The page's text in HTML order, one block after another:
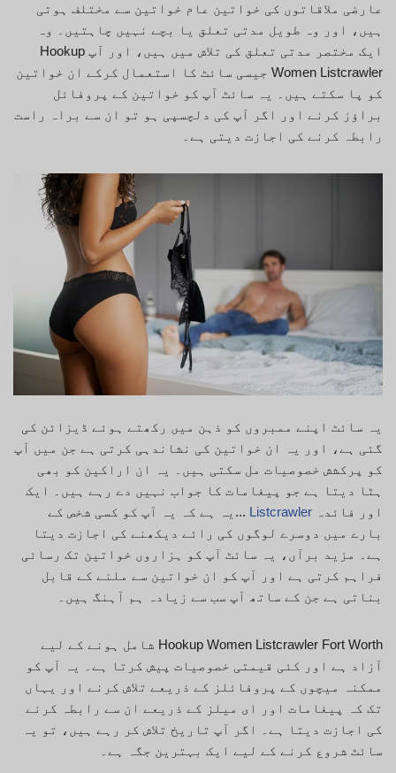
عارضی ملاقاتوں کی خواتین عام خواتین سے مختلف ہوتی
ہیں، اور وہ طویل مدتی تعلق یا بچے نہیں چاہتیں۔ وہ
ایک مختصر مدتی تعلق کی تلاش میں ہیں، اور آپ Hookup
Women Listcrawler جیسی سائٹ کا استعمال کرکے ان خواتین
کو پا سکتے ہیں۔ یہ سائٹ آپ کو خواتین کے پروفائل
براؤز کرنے اور اگر آپ کی دلچسپی ہو تو ان سے براہ راست
رابطہ کرنے کی اجازت دیتی ہے۔
یہ سائٹ اپنے ممبروں کو ذہن میں رکھتے ہوئے ڈیزائن کی
گئی ہے، اور یہ ان خواتین کی نشاندہی کرتی ہے جن میں آپ
کو پرکشش خصوصیات مل سکتی ہیں۔ یہ ان اراکین کو بھی
ہٹا دیتا ہے جو پیغامات کا جواب نہیں دے رہے ہیں۔ ایک
اور فائدہ Listcrawler ...یہ ہے کہ یہ آپ کو کسی شخص کے
بارے میں دوسرے لوگوں کی رائے دیکھنے کی اجازت دیتا
ہے۔ مزید برآں، یہ سائٹ آپ کو ہزاروں خواتین تک رسائی
فراہم کرتی ہے اور آپ کو ان خواتین سے ملنے کے قابل
بناتی ہے جن کے ساتھ آپ سب سے زیادہ ہم آہنگ ہیں۔
Hookup Women Listcrawler Fort Worth شامل ہونے کے لیے
آزاد ہے اور کئی قیمتی خصوصیات پیش کرتا ہے۔ یہ آپ کو
ممکنہ میچوں کے پروفائلز کے ذریعے تلاش کرنے اور یہاں
تک کہ پیغامات اور ای میلز کے ذریعے ان سے رابطہ کرنے
کی اجازت دیتا ہے۔ اگر آپ تاریخ تلاش کر رہے ہیں، تو یہ
سائٹ شروع کرنے کے لیے ایک بہترین جگہ ہے۔